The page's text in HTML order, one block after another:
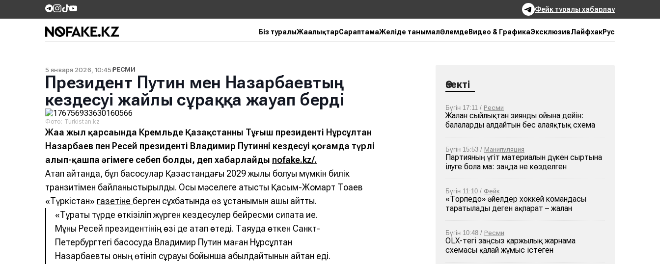
Фейк туралы хабарлау
Біз туралыЖаңалықтарСараптамаЖеліде танымалӘлемде Видео & ГрафикаЭксклюзивЛайфхакРус
5 января 2026, 10:45РЕСМИ
Президент Путин мен Назарбаевтың
кездесуі жайлы сұраққа жауап берді
Фото: Turkistan.kz
Жаңа жыл қарсаңында Кремльде Қазақстанның Тұңғыш президенті Нұрсұлтан
Назарбаев пен Ресей президенті Владимир Путиннің кездесуі қоғамда түрлі
алып-қашпа әңгімеге себеп болды, деп хабарлайды nofake.kz/.
Атап айтқанда, бұл басқосулар Қазақстандағы 2029 жылы болуы мүмкін билік
транзитімен байланыстырылды. Осы мәселеге қатысты Қасым-Жомарт Тоқаев
«Түркістан» газетіне берген сұхбатында өз ұстанымын ашық айтты.
«Тұрақты түрде өткізіліп жүрген кездесулер бейресми сипатқа ие.
Мұны Ресей президентінің өзі де атап өтеді. Таяуда өткен Санкт-
Петербургтегі басқосуда Владимир Путин маған Нұрсұлтан
Назарбаевты оның өтініп сұрауы бойынша қабылдайтынын айтқан еді.
Өзекті
Бүгін 17:11 / Ресми
Жалған сыйлықтан зиянды ойынға дейін:
балаларды алдайтын бес алаяқтық схема
Бүгін 15:53 / Манипуляция
Партияның үгіт материалын дүкен сыртына
ілуге бола ма: заңда не көзделген
Бүгін 11:10 / Фейк
«Торпедо» әйелдер хоккей командасы
таратылады деген ақпарат – жалған
Бүгін 10:48 / Ресми
OLX-тегі заңсыз қаржылық жарнама
схемасы қалай жұмыс істеген